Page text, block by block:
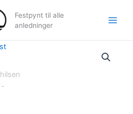
Festpynt til alle
anledninger